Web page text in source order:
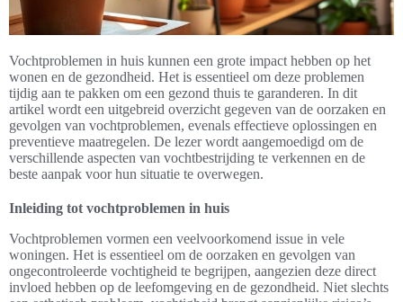
Vochtproblemen in huis kunnen een grote impact hebben op het
wonen en de gezondheid. Het is essentieel om deze problemen
tijdig aan te pakken om een gezond thuis te garanderen. In dit
artikel wordt een uitgebreid overzicht gegeven van de oorzaken en
gevolgen van vochtproblemen, evenals effectieve oplossingen en
preventieve maatregelen. De lezer wordt aangemoedigd om de
verschillende aspecten van vochtbestrijding te verkennen en de
beste aanpak voor hun situatie te overwegen.
Inleiding tot vochtproblemen in huis
Vochtproblemen vormen een veelvoorkomend issue in vele
woningen. Het is essentieel om de oorzaken en gevolgen van
ongecontroleerde vochtigheid te begrijpen, aangezien deze direct
invloed hebben op de leefomgeving en de gezondheid. Niet slechts